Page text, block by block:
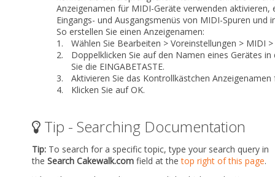
Anzeigenamen für MIDI-Geräte verwenden aktivieren,
Eingangs- und Ausgangsmenüs von MIDI-Spuren und
So erstellen Sie einen Anzeigenamen:
1.
Wählen Sie Bearbeiten > Voreinstellungen > MIDI
2.
Doppelklicken Sie auf den Namen eines Gerätes
Sie die EINGABETASTE.
3.
Aktivieren Sie das Kontrollkästchen
4.
Klicken Sie aufOK.
Tip - Searching Documentation
Tip: To search for a specific topic, type your search query in
the Search Cakewalk.com field at thetop right of this page.